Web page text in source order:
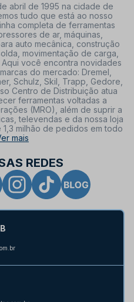
abril de 1995 na cidade de
tudo que está ao nosso
completa de ferramentas
de ar, máquinas,
auto mecânica, construção
movimentação de carga,
você encontra novidades
do mercado: Dremel,
Schulz, Skil, Trapp, Gedore,
Centro de Distribuição atua
ferramentas voltadas a
(MRO), além de suprir a
televendas e da nossa loja
milhão de pedidos em todo
mais
REDES